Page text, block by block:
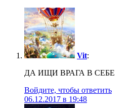
Vit:
ДА ИЩИ ВРАГА В СЕБЕ
Войдите, чтобы ответить
06.12.2017 в 19:48